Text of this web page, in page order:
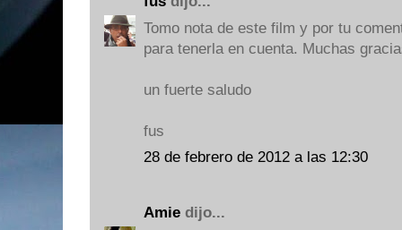
Tomo nota de este film y por tu
para tenerla en cuenta. Muchas
un fuerte saludo
fus
28 de febrero de 2012 a las 12:30
Amie dijo...